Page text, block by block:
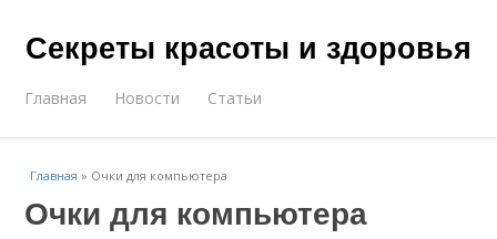
Секреты красоты и здоровья
Главная Новости Статьи
Главная » Очки для компьютера
Очки для компьютера